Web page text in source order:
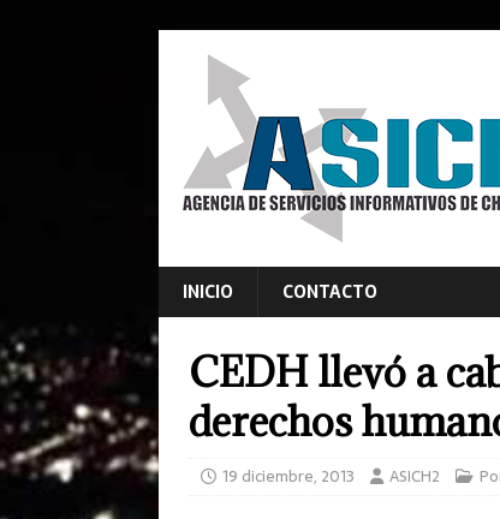
INICIO CONTACTO
CEDH llevó a
derechos
19 diciembre, 2013 ASICH2